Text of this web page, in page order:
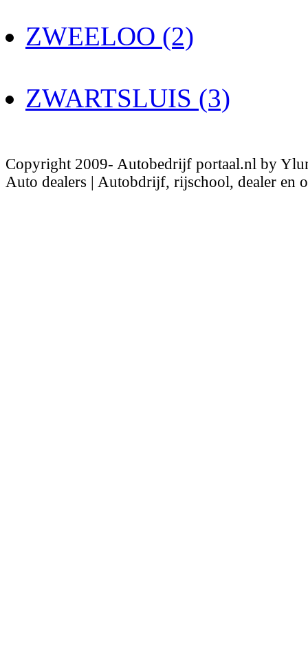
ZWEELOO (2)
ZWARTSLUIS (3)
Copyright 2009- Autobedrijf portaal.nl by
Auto dealers | Autobdrijf, rijschool, dealer en